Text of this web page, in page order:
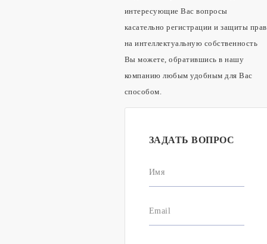
интересующие Вас вопросы
касательно регистрации и защиты прав
на интеллектуальную собственность
Вы можете, обратившись в нашу
компанию любым удобным для Вас
способом.
ЗАДАТЬ ВОПРОС
Имя
Email